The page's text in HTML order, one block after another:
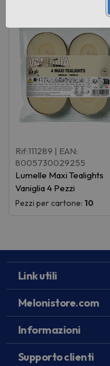
Rif:111289 | EAN:
8005730029255
Lumelle Maxi Tealights
Vaniglia 4 Pezzi
Pezzi per cartone: 10
Link utili
Melonistore.com
Informazioni
Supporto clienti